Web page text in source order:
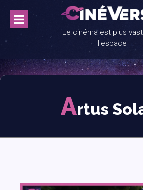
content
Le cinéma est plus
l'espace
Artus